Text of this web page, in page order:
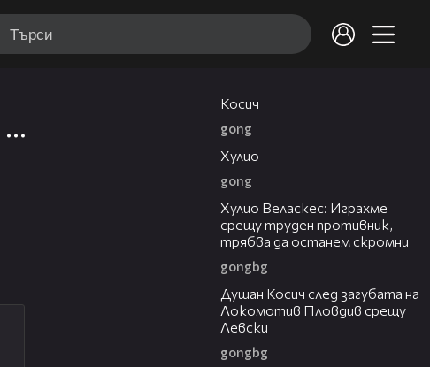
Косич
gong
Хулио
gong
Хулио Веласкес: Играхме
срещу труден противник,
трябва да останем скромни
gongbg
Душан Косич след загубата на
Локомотив Пловдив срещу
Левски
gongbg